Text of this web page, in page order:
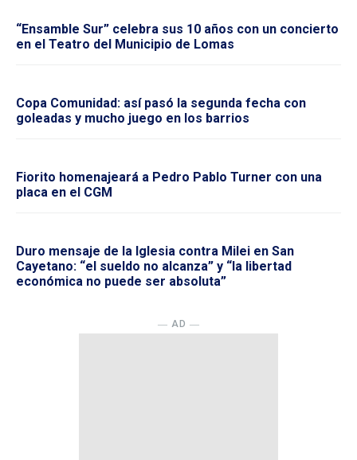
“Ensamble Sur” celebra sus 10 años con un concierto
en el Teatro del Municipio de Lomas
Copa Comunidad: así pasó la segunda fecha con
goleadas y mucho juego en los barrios
Fiorito homenajeará a Pedro Pablo Turner con una
placa en el CGM
Duro mensaje de la Iglesia contra Milei en San
Cayetano: “el sueldo no alcanza” y “la libertad
económica no puede ser absoluta”
― AD ―